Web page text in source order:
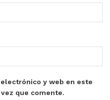
y web en este
que comente.